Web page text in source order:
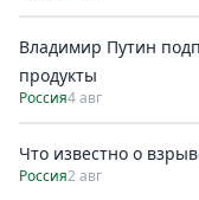
Владимир Путин
продукты
Россия4 авг
Что известно о
Россия2 авг